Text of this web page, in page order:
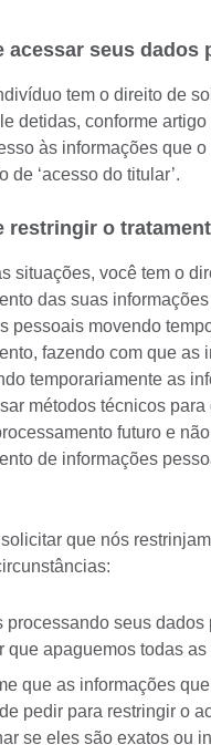
acessar seus dados
tem o direito de
detidas, conforme
às informações que
de ‘acesso do titular’.
restringir o
situações, você tem o
das suas
pessoais movendo
fazendo com que
temporariamente as
métodos técnicos
futuro e
de informações
que nós
processando seus
que apaguemos todas
que as informações
pedir para restringir o
se eles são exatos ou